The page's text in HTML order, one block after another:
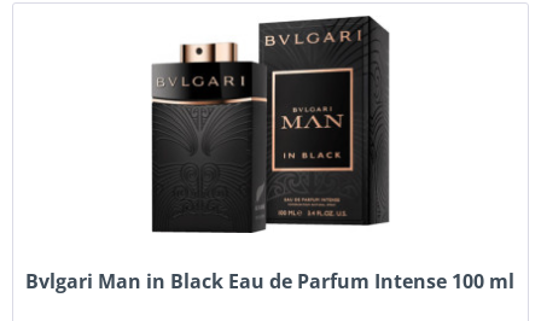
Bvlgari Man in Black Eau de Parfum Intense 100 ml